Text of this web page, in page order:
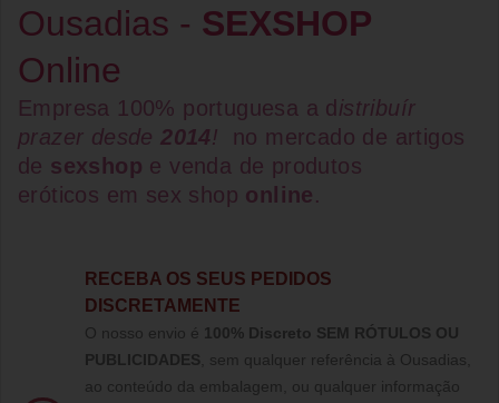
Ousadias - SEXSHOP
Online
Empresa 100% portuguesa a d istribuír
prazer desde2014!
no mercado de artigos
de sexshop e venda de produtos
eróticos em sex shop online.
RECEBA OS SEUS PEDIDOS
DISCRETAMENTE
O nosso envio é 100% Discreto SEM RÓTULOS OU
PUBLICIDADES , sem qualquer referência à Ousadias,
ao conteúdo da embalagem, ou qualquer informação